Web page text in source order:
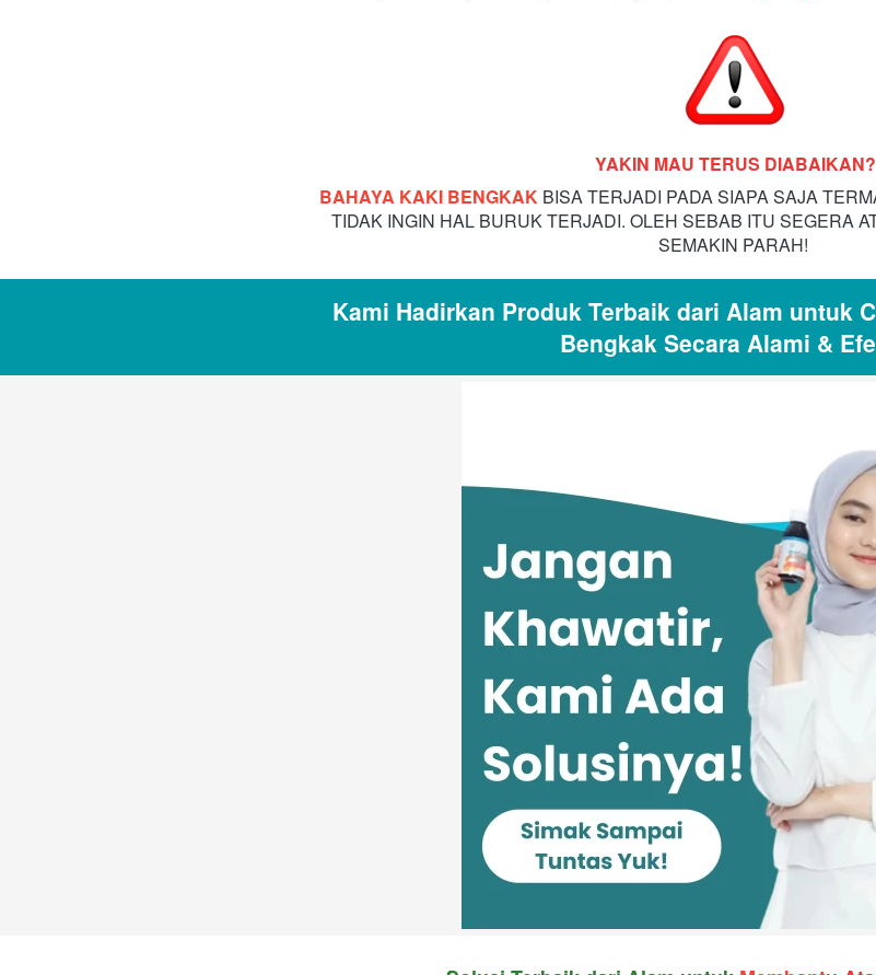
YAKIN MAU TERUS DIABAIKAN?
BAHAYA KAKI BENGKAK BISA TERJADI PADA SIAPA SAJA
TIDAK INGIN HAL BURUK TERJADI. OLEH SEBAB ITU SEGERA
SEMAKIN PARAH!
Kami Hadirkan Produk Terbaik dari Alam untuk
Bengkak Secara Alami &